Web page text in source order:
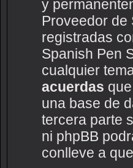
y
Proveedor de
registradas
Spanish Pen
cualquier
acuerdas
una base de
tercera parte
ni phpBB
conlleve a